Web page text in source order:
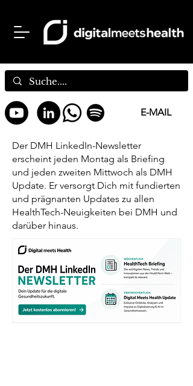
E-MAIL
Der DMH LinkedIn-Newsletter
erscheint jeden Montag als Briefing
und jeden zweiten Mittwoch als DMH
Update. Er versorgt Dich mit fundierten
und prägnanten Updates zu allen
HealthTech-Neuigkeiten bei DMH und
darüber hinaus.